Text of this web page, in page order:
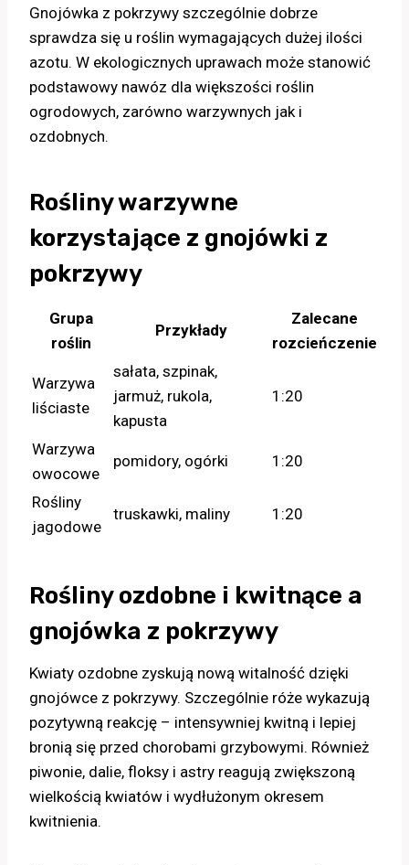
Gnojówka z pokrzywy szczególnie dobrze
sprawdza się u roślin wymagających dużej ilości
azotu. W ekologicznych uprawach może stanowić
podstawowy nawóz dla większości roślin
ogrodowych, zarówno warzywnych jak i
ozdobnych.
Rośliny warzywne
korzystające z gnojówki z
pokrzywy
Grupa
roślin
Przykłady
Zalecane
rozcieńczenie
Warzywa
liściaste
sałata, szpinak,
jarmuż, rukola,
kapusta
1:20
Warzywa
owocowe
pomidory, ogórki 1:20
Rośliny
jagodowe
truskawki, maliny 1:20
Rośliny ozdobne i kwitnące a
gnojówka z pokrzywy
Kwiaty ozdobne zyskują nową witalność dzięki
gnojówce z pokrzywy. Szczególnie róże wykazują
pozytywną reakcję – intensywniej kwitną i lepiej
bronią się przed chorobami grzybowymi. Również
piwonie, dalie, floksy i astry reagują zwiększoną
wielkością kwiatów i wydłużonym okresem
kwitnienia.